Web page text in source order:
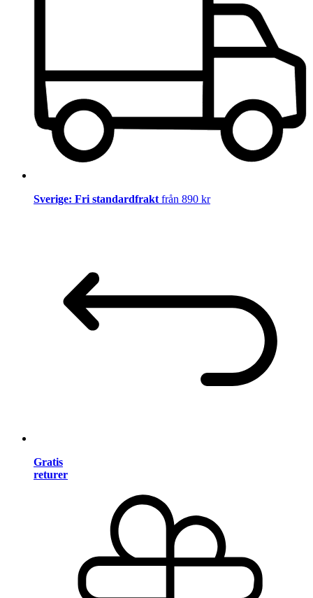
Sverige: Fri standardfrakt från 890 kr
Gratis
returer